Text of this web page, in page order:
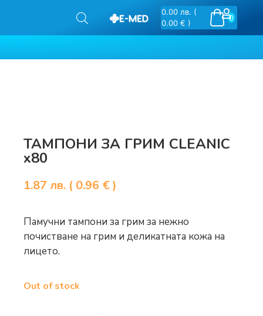
0
0.00 лв. (
0.00 € )
ТАМПОНИ ЗА ГРИМ CLEANIC
x80
1.87 лв. ( 0.96 € )
Памучни тампони за грим за нежно
почистване на грим и деликатната кожа на
лицето.
Out of stock